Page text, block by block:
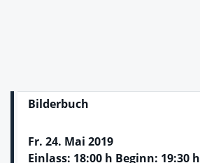
Bilderbuch
Fr. 24. Mai 2019
Einlass: 18:00 h Beginn: 19:30 h